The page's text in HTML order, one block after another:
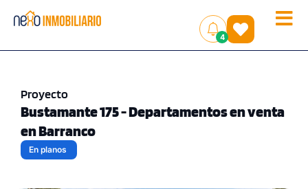
Toggle
4
()
Proyecto
Bustamante 175 - Departamentos en venta
en Barranco
En planos